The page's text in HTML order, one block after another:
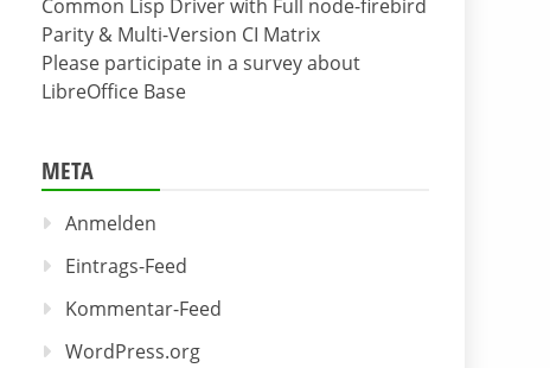
Common Lisp Driver with Full node-firebird
Parity & Multi-Version CI Matrix
Please participate in a survey about
LibreOffice Base
META
Anmelden
Eintrags-Feed
Kommentar-Feed
WordPress.org